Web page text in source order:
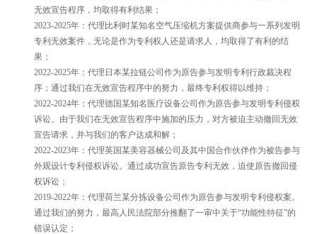
无效宣告程序，均取得有利结果；
2023-2025年：代理比利时某知名空气压缩机方案提供商参与一系列发明
专利无效案件，无论是作为专利权人还是请求人，均取得了有利的结
果；
2022-2025年：代理日本某拉链公司作为原告参与发明专利行政裁决程
序；通过我们在无效宣告程序中的努力，最终专利权得以维持；
2022-2024年：代理德国某知名医疗设备公司作为原告参与发明专利侵权
诉讼。由于我们在无效宣告程序中施加的压力，对方被迫主动撤回无效
宣告请求，并与我们的客户达成和解；
2022-2023年：代理英国某美容器械公司及其中国合作伙伴作为被告参与
外观设计专利侵权诉讼。通过成功宣告原告专利无效，迫使原告撤回侵
权诉讼；
2019-2022年：代理荷兰某分拣设备公司作为原告参与发明专利侵权案。
通过我们的努力，最高人民法院部分推翻了一审中关于“功能性特征”的
错误认定；